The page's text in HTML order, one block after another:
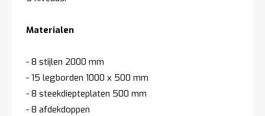
Materialen
- 8 stijlen 2000 mm
- 15 legborden 1000 x 500 mm
- 8 steekdiepteplaten 500 mm
- 8 afdekdoppen